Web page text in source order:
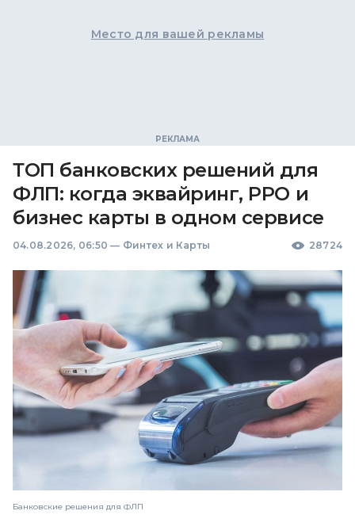
Место для вашей рекламы
ТОП банковских решений для
ФЛП: когда эквайринг, РРО и
бизнес карты в одном сервисе
04.08.2026, 06:50 — Финтех и Карты 28724
Банковские решения для ФЛП